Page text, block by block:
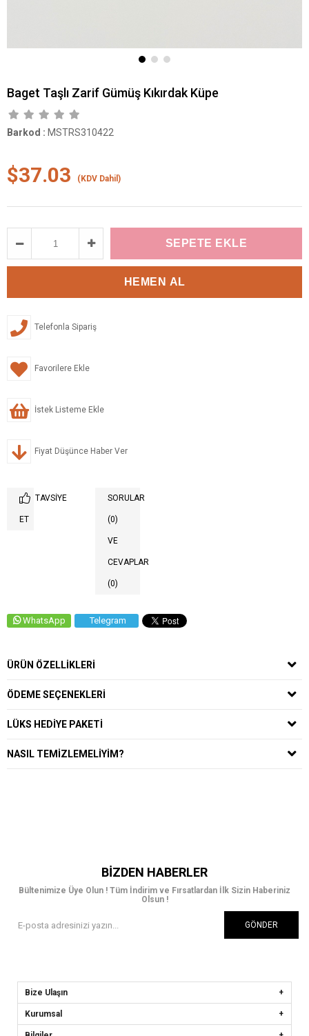
Baget Taşlı Zarif Gümüş Kıkırdak Küpe
Barkod : MSTRS310422
$37.03 (KDV Dahil)
Telefonla Sipariş
Favorilere Ekle
İstek Listeme Ekle
Fiyat Düşünce Haber Ver
TAVSIYE
ET
SORULAR
(0)
VE
CEVAPLAR
(0)
WhatsApp Telegram
ÜRÜN ÖZELLIKLERI
ÖDEME SEÇENEKLERI
LÜKS HEDIYE PAKETI
NASIL TEMIZLEMELIYIM?
BIZDEN HABERLER
Bültenimize Üye Olun ! Tüm İndirim ve Fırsatlardan İlk Sizin Haberiniz
Olsun !
GÖNDER
Bize Ulaşın
Kurumsal